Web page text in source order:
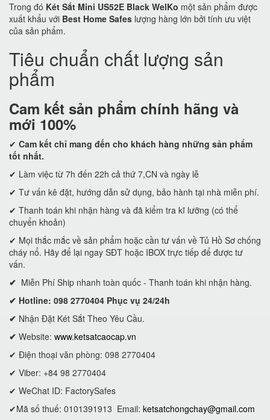
Trong đó Két Sắt Mini US52E Black WelKo một sản phẩm được
xuất khẩu với Best Home Safes lượng hàng lớn bởi tính ưu việt
của sản phẩm.
Tiêu chuẩn chất lượng sản
phẩm
Cam kết sản phẩm chính hãng và
mới 100%
✔ Cam kết chỉ mang đến cho khách hàng những sản phẩm
tốt nhất.
✔ Làm việc từ 7h đến 22h cả thứ 7,CN và ngày lễ
✔ Tư vấn kê đặt, hướng dẫn sử dụng, bảo hành tại nhà miễn phí.
✔ Thanh toán khi nhận hàng và đã kiểm tra kĩ lưỡng (có thể
chuyển khoản)
✔ Mọi thắc mắc về sản phẩm hoặc cần tư vấn về Tủ Hồ Sơ chống
cháy nổ. Hãy để lại ngay SĐT hoặc IBOX trực tiếp để được tư
vấn.
✔ Miễn Phí Ship nhanh toàn quốc - Thanh toán khi nhận hàng.
✔ Hotline: 098 2770404 Phục vụ 24/24h
✔ Nhận Đặt Két Sắt Theo Yêu Cầu.
✔ Website: www.ketsatcaocap.vn
✔ Điện thoại văn phòng: 098 2770404
✔ Viber: +84 98 2770404
✔ WeChat ID: FactorySafes
✔Mã số thuế: 0101391913 Email: ketsatchongchay@gmail.com